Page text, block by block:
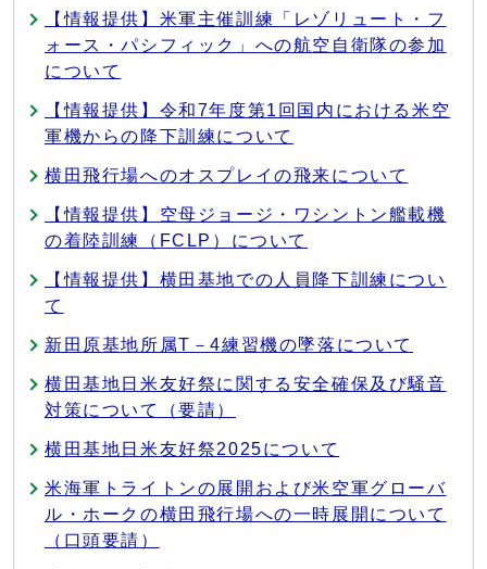
【情報提供】米軍主催訓練「レゾリュート・フ
ォース・パシフィック」への航空自衛隊の参加
について
【情報提供】令和7年度第1回国内における米空
軍機からの降下訓練について
横田飛行場へのオスプレイの飛来について
【情報提供】空母ジョージ・ワシントン艦載機
の着陸訓練（FCLP）について
【情報提供】横田基地での人員降下訓練につい
て
新田原基地所属T－4練習機の墜落について
横田基地日米友好祭に関する安全確保及び騒音
対策について（要請）
横田基地日米友好祭2025について
米海軍トライトンの展開および米空軍グローバ
ル・ホークの横田飛行場への一時展開について
（口頭要請）